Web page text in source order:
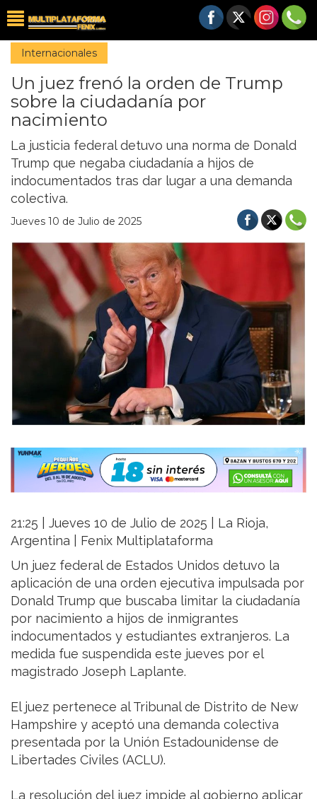
Internacionales
Un juez frenó la orden de Trump
sobre la ciudadanía por
nacimiento
La justicia federal detuvo una norma de Donald
Trump que negaba ciudadanía a hijos de
indocumentados tras dar lugar a una demanda
colectiva.
Jueves 10 de Julio de 2025
21:25 | Jueves 10 de Julio de 2025 | La Rioja,
Argentina | Fenix Multiplataforma
Un juez federal de Estados Unidos detuvo la
aplicación de una orden ejecutiva impulsada por
Donald Trump que buscaba limitar la ciudadanía
por nacimiento a hijos de inmigrantes
indocumentados y estudiantes extranjeros. La
medida fue suspendida este jueves por el
magistrado Joseph Laplante.
El juez pertenece al Tribunal de Distrito de New
Hampshire y aceptó una demanda colectiva
presentada por la Unión Estadounidense de
Libertades Civiles (ACLU).
La resolución del juez impide al gobierno aplicar